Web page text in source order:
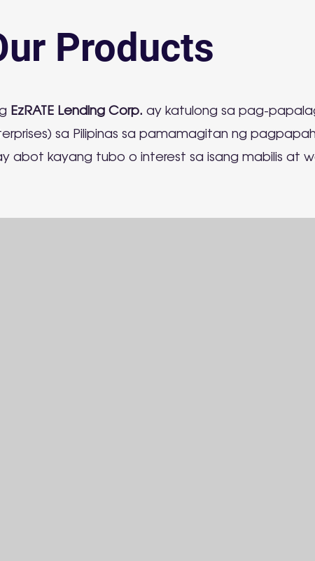
Products
EzRATE Lending Corp. ay katulong sa pag-
sa Pilipinas sa pamamagitan ng
abot kayang tubo o interest sa isang mabilis at